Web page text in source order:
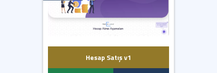
Hesap Satış v1